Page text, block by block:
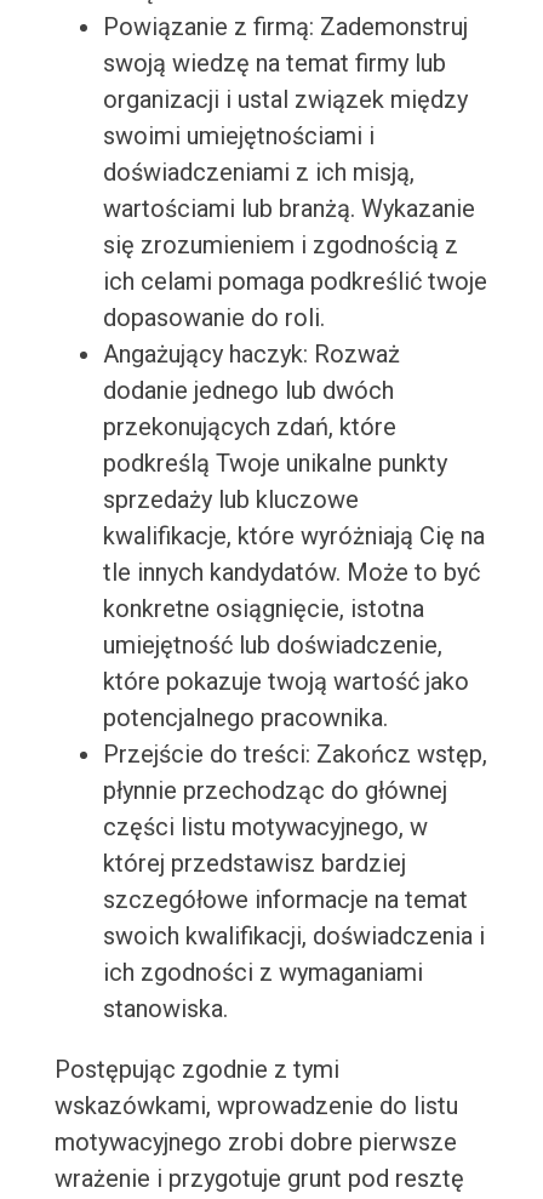
Powiązanie z firmą: Zademonstruj
swoją wiedzę na temat firmy lub
organizacji i ustal związek między
swoimi umiejętnościami i
doświadczeniami z ich misją,
wartościami lub branżą. Wykazanie
się zrozumieniem i zgodnością z
ich celami pomaga podkreślić twoje
dopasowanie do roli.
Angażujący haczyk: Rozważ
dodanie jednego lub dwóch
przekonujących zdań, które
podkreślą Twoje unikalne punkty
sprzedaży lub kluczowe
kwalifikacje, które wyróżniają Cię na
tle innych kandydatów. Może to być
konkretne osiągnięcie, istotna
umiejętność lub doświadczenie,
które pokazuje twoją wartość jako
potencjalnego pracownika.
Przejście do treści: Zakończ wstęp,
płynnie przechodząc do głównej
części listu motywacyjnego, w
której przedstawisz bardziej
szczegółowe informacje na temat
swoich kwalifikacji, doświadczenia i
ich zgodności z wymaganiami
stanowiska.
Postępując zgodnie z tymi
wskazówkami, wprowadzenie do listu
motywacyjnego zrobi dobre pierwsze
wrażenie i przygotuje grunt pod resztę